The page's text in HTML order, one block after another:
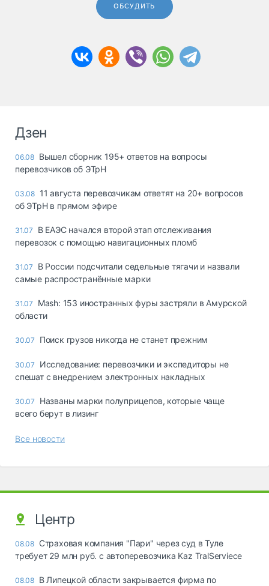
ОБСУДИТЬ
Дзен
06.08 Вышел сборник 195+ ответов на вопросы
перевозчиков об ЭТрН
03.08 11 августа перевозчикам ответят на 20+ вопросов
об ЭТрН в прямом эфире
31.07
В ЕАЭС начался второй этап отслеживания
перевозок с помощью навигационных пломб
31.07
В России подсчитали седельные тягачи и назвали
самые распространённые марки
31.07
Mash: 153 иностранных фуры застряли в Амурской
области
30.07 Поиск грузов никогда не станет прежним
30.07
Исследование: перевозчики и экспедиторы не
спешат с внедрением электронных накладных
30.07
Названы марки полуприцепов, которые чаще
всего берут в лизинг
Все новости
Центр
08.08 Страховая компания "Пари" через суд в Туле
требует 29 млн руб. с автоперевозчика Kaz TralServiece
08.08 В Липецкой области закрывается фирма по